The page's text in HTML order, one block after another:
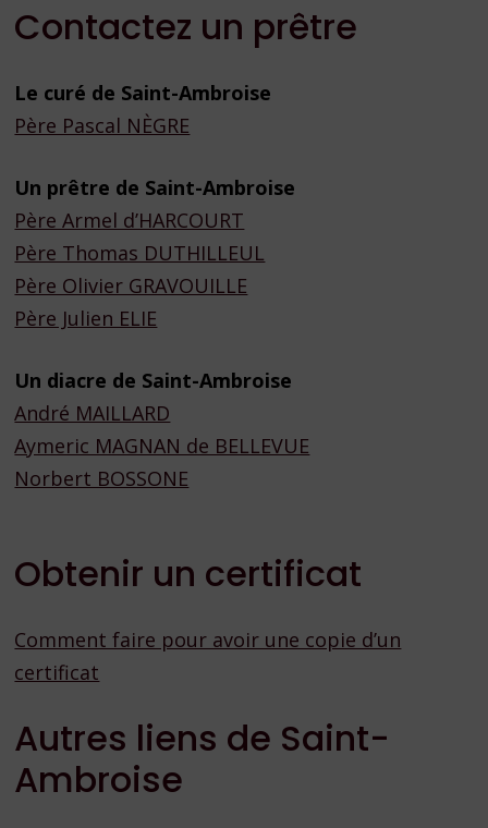
Contactez un prêtre
Le curé de Saint-Ambroise
Père Pascal NÈGRE
Un prêtre de Saint-Ambroise
Père Armel d’HARCOURT
Père Thomas DUTHILLEUL
Père Olivier GRAVOUILLE
Père Julien ELIE
Un diacre de Saint-Ambroise
André MAILLARD
Aymeric MAGNAN de BELLEVUE
Norbert BOSSONE
Obtenir un certificat
Comment faire pour avoir une copie d’un
certificat
Autres liens de Saint-
Ambroise